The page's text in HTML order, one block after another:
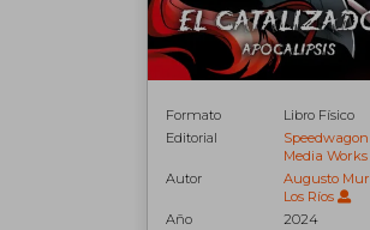
Formato
Libro Físico
Editorial
Speedwagon
Media Works
Autor
Augusto
Los Ríos
Año
2024